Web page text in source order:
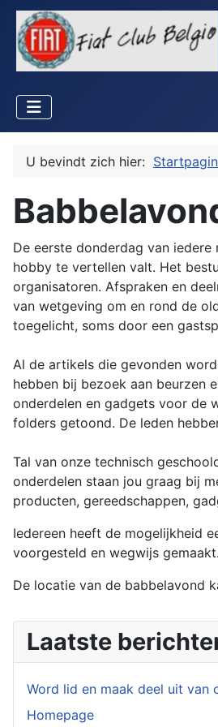
U bevindt zich hier:
De eerste donderdag van
hobby te vertellen valt. Het
organisatoren. Afspraken en
van wetgeving om en rond de
toegelicht, soms door een
Al de artikels die gevonden
hebben bij bezoek aan beurzen
onderdelen en gadgets voor de
folders getoond. De leden
Tal van onze technisch
onderdelen staan jou graag bij
producten, gereedschappen,
Iedereen heeft de mogelijkheid
voorgesteld en wegwijs
De locatie van de babbelavond
Laatste
Word lid en maak deel uit van
Homepage